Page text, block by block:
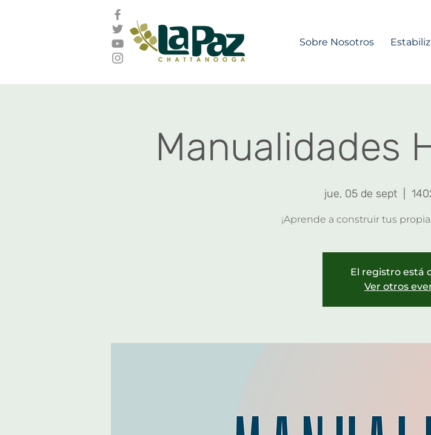
Sobre Nosotros
Manualidades
jue, 05 de sept
¡Aprende a construir tus
El registro está
Ver otros